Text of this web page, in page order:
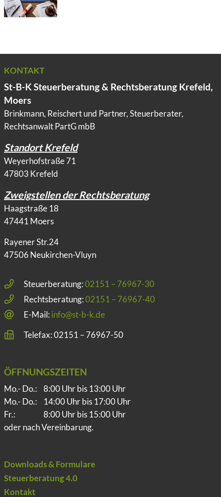
KONTAKT
St-B-K Steuerberatung & Rechtsberatung Krefeld,
Moers
Brinkmann, Reischert und Partner, Steuerberater,
Rechtsanwalt PartG mbB
Standort Krefeld
Weyerhofstraße 71
47803 Krefeld
Zweigstellen der Rechtsberatung
Haagstraße 18
47441 Moers
Rayener Str.24
47506 Neukirchen-Vluyn
Steuerberatung:02151 – 76967-30
Rechtsberatung:02151 – 76967-40
E-Mail: info@st-b-k.de
Telefax: 02151 – 76967-50
ÖFFNUNGSZEITEN
Mo.- Do.:
8:00 Uhr bis 13:00 Uhr
Mo.- Do.:
14:00 Uhr bis 17:00 Uhr
Fr.:
8:00 Uhr bis 15:00 Uhr
oder nach Vereinbarung.
Downloads & Formulare
Steuerberatung 4.0
Kontakt